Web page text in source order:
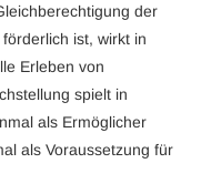
der
ist, wirkt in
Erleben von
spielt in
als Ermöglicher
als Voraussetzung für